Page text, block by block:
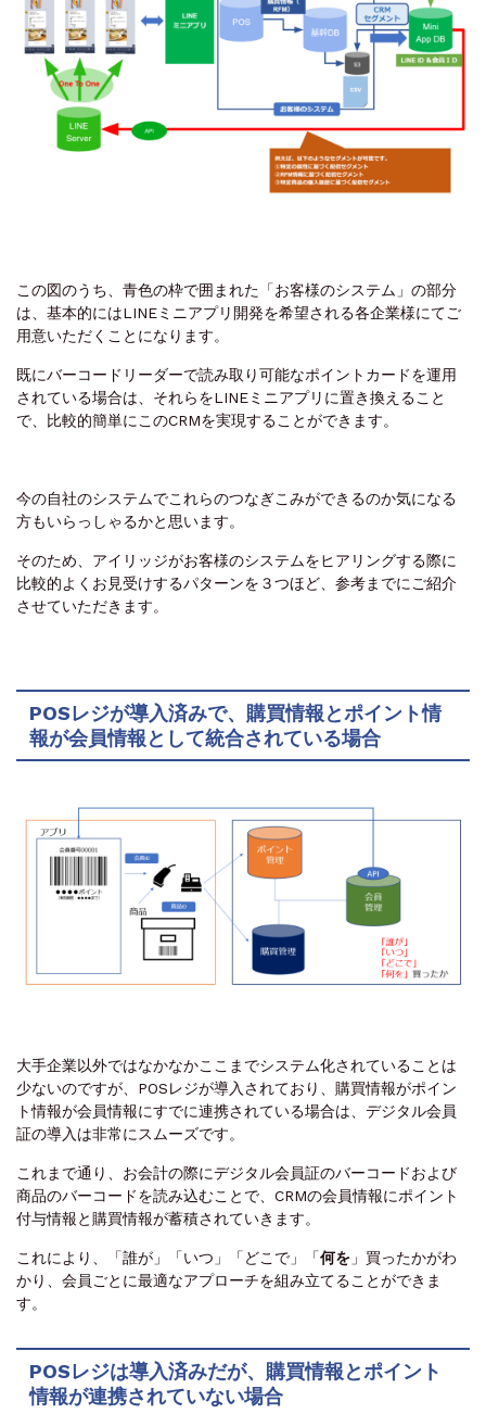
この図のうち、青色の枠で囲まれた「お客様のシステム」の部分
は、基本的にはLINEミニアプリ開発を希望される各企業様にてご
用意いただくことになります。
既にバーコードリーダーで読み取り可能なポイントカードを運用
されている場合は、それらをLINEミニアプリに置き換えること
で、比較的簡単にこのCRMを実現することができます。
今の自社のシステムでこれらのつなぎこみができるのか気になる
方もいらっしゃるかと思います。
そのため、アイリッジがお客様のシステムをヒアリングする際に
比較的よくお見受けするパターンを３つほど、参考までにご紹介
させていただきます。
POSレジが導入済みで、購買情報とポイント情
報が会員情報として統合されている場合
大手企業以外ではなかなかここまでシステム化されていることは
少ないのですが、POSレジが導入されており、購買情報がポイン
ト情報が会員情報にすでに連携されている場合は、デジタル会員
証の導入は非常にスムーズです。
これまで通り、お会計の際にデジタル会員証のバーコードおよび
商品のバーコードを読み込むことで、CRMの会員情報にポイント
付与情報と購買情報が蓄積されていきます。
これにより、「誰が」「いつ」「どこで」 「何を 」 買ったかがわ
かり、会員ごとに最適なアプローチを組み立てることができま
す。
POSレジは導入済みだが、購買情報とポイント
情報が連携されていない場合